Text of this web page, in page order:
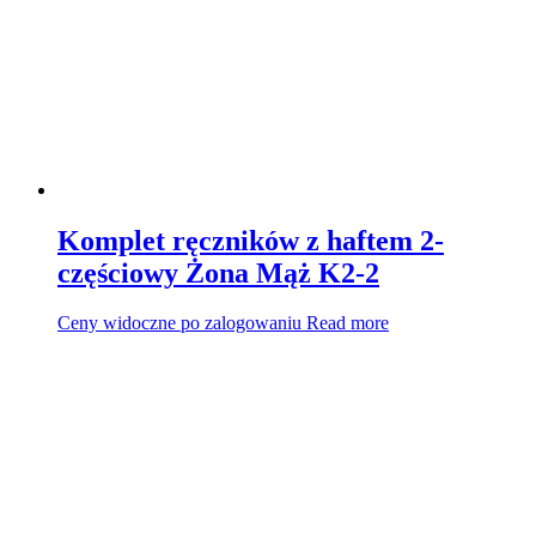
Komplet ręczników z haftem 2-
częściowy Żona Mąż K2-2
Ceny widoczne po zalogowaniu Read more